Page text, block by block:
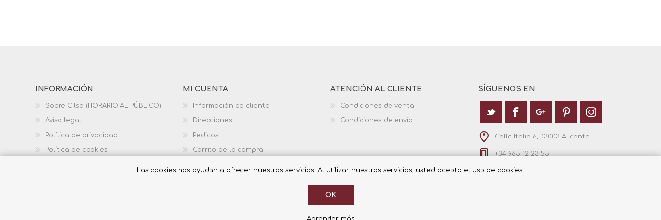
INFORMACIÓN
Sobre Cilsa (HORARIO AL PÚBLICO)
Aviso legal
Política de privacidad
Política de cookies
MI CUENTA
Información de cliente
Direcciones
Pedidos
Carrito de la compra
ATENCIÓN AL CLIENTE
Condiciones de venta
Condiciones de envío
SÍGUENOS EN
Calle Italia 6, 03003 Alicante
+34 965 12 23 55
Las cookies nos ayudan a ofrecer nuestros servicios. Al utilizar nuestros servicios, usted acepta el uso de cookies.
OK
Aprender más